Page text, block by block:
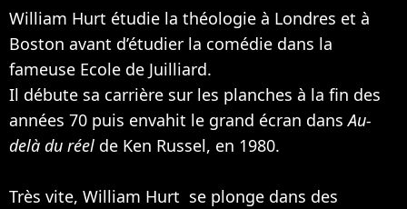
William Hurt étudie la théologie à Londres et à
Boston avant d’étudier la comédie dans la
fameuse Ecole de Juilliard.
Il débute sa carrière sur les planches à la fin des
années 70 puis envahit le grand écran dansAu-
delà du réel de Ken Russel, en 1980.
Très vite, William Hurt se plonge dans des